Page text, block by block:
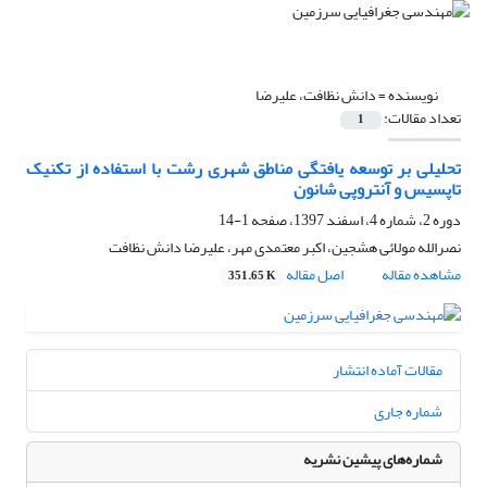
نویسنده =دانش نظافت، علیرضا
تعداد مقالات: 1
تحلیلی بر توسعه یافتگی مناطق شهری رشت با استفاده از تکنیک
تاپسیس و آنتروپی شانون
دوره 2، شماره 4، اسفند 1397، صفحه
1-14
نصرالله مولائی هشجین، اکبر معتمدی مهر، علیرضا دانش نظافت
مشاهده مقاله
اصل مقاله 351.65 K
مقالات آماده انتشار
شماره جاری
شماره‌های پیشین نشریه